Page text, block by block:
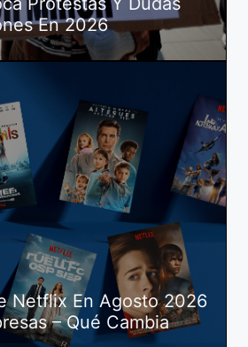
En 2026
Netflix En Agosto 2026
– Qué Cambia